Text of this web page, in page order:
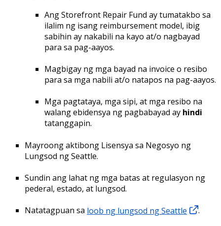
Ang Storefront Repair Fund ay tumatakbo sa
ilalim ng isang reimbursement model, ibig
sabihin ay nakabili na kayo at/o nagbayad
para sa pag-aayos.
Magbigay ng mga bayad na invoice o resibo
para sa mga nabili at/o natapos na pag-aayos.
Mga pagtataya, mga sipi, at mga resibo na
walang ebidensya ng pagbabayad ay hindi
tatanggapin.
Mayroong aktibong Lisensya sa Negosyo ng
Lungsod ng Seattle.
Sundin ang lahat ng mga batas at regulasyon ng
pederal, estado, at lungsod.
Natatagpuan sa loob ng lungsod ng Seattle
.